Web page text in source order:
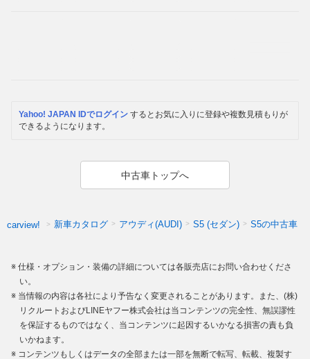
Yahoo! JAPAN IDでログイン するとお気に入りに登録や複数見積もりが
できるようになります。
中古車トップへ
carview! 新車カタログ アウディ(AUDI) S5 (セダン) S5の中古車
仕様・オプション・装備の詳細については各販売店にお問い合わせくださ
い。
当情報の内容は各社により予告なく変更されることがあります。また、(株)
リクルートおよびLINEヤフー株式会社は当コンテンツの完全性、無誤謬性
を保証するものではなく、当コンテンツに起因するいかなる損害の責も負
いかねます。
コンテンツもしくはデータの全部または一部を無断で転写、転載、複製す